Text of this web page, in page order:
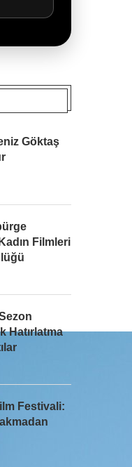
Göktaş
Filmleri
Hatırlatma
Festivali: